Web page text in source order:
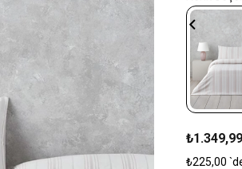
₺1.349,99
₺225,00